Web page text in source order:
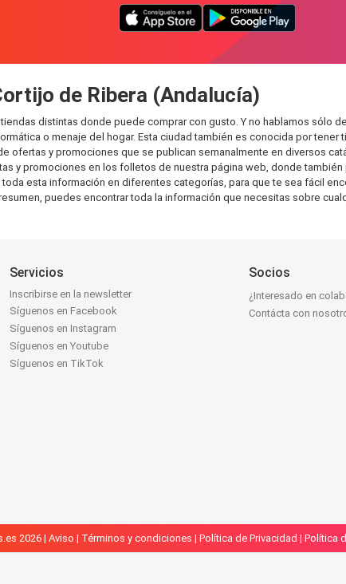
de Ribera (Andalucía)
distintas donde puede comprar con gusto. Y no hablamos
o menaje del hogar. Esta ciudad también es conocida por
ofertas y promociones que se publican semanalmente en diversos
y promociones en los folletos de nuestra página web, donde
esta información en diferentes categorías, para que te sea fácil
puedes encontrar toda la información que necesitas sobre
Servicios
Inscribirse en la newsletter
Síguenos en Facebook
Síguenos en Instagram
Síguenos en Youtube
Síguenos en TikTok
Socios
¿Interesado en
Contácta con
2026 | Aviso | Términos y condiciones | Política de Privacidad | Política